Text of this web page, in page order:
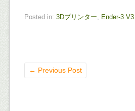
Posted in: 3Dプリンター, Ender-3
← Previous Post